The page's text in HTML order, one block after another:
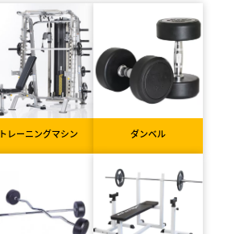
トレーニングマシン ダンベル